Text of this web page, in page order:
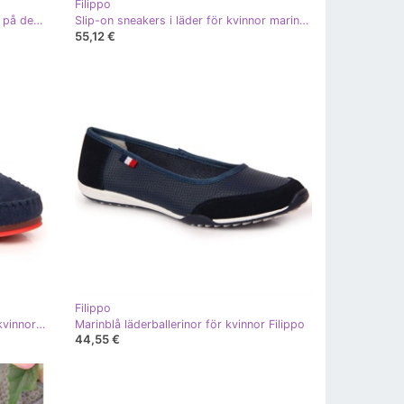
Loafers i mocka i läder för kvinnor på den blå plattformen Filippo DP3334
Filippo
Slip-on sneakers i läder för kvinnor marinblå Filippo DP3510/23
55,12 €
Marinblå loafers i mockaskinn för kvinnor Filippo
Filippo
Marinblå läderballerinor för kvinnor Filippo
44,55 €